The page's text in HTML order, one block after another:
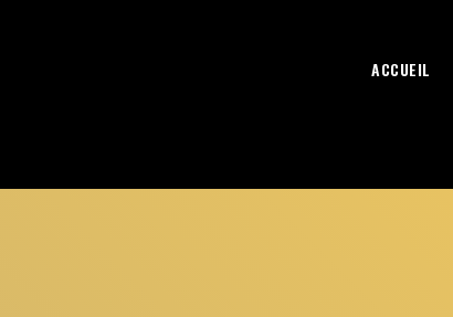
ACCUEIL